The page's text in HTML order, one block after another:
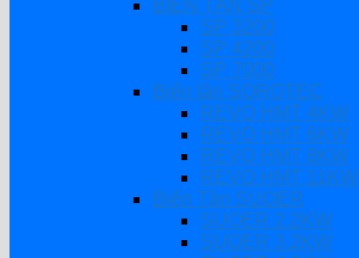
BIẾN TẦN SP
SP 3200
SP 4200
SP 7000
Biến tần SOROTEC
REVO HMT 4KW
REVO HMT 6KW
REVO HMT 8KW
REVO HMT 11KW
Biến Tần SUOER
SUOER 2.2KW
SUOER 3.2KW